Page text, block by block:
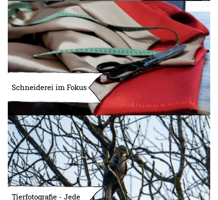
Schneiderei im Fokus
Tierfotografie - Jede